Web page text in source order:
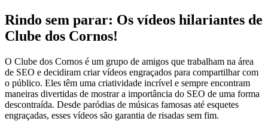
Rindo sem parar: Os vídeos hilariantes de
Clube dos Cornos!
O Clube dos Cornos é um grupo de amigos que trabalham na área
de SEO e decidiram criar vídeos engraçados para compartilhar com
o público. Eles têm uma criatividade incrível e sempre encontram
maneiras divertidas de mostrar a importância do SEO de uma forma
descontraída. Desde paródias de músicas famosas até esquetes
engraçadas, esses vídeos são garantia de risadas sem fim.